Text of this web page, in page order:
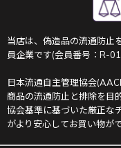
当店は、偽造品の流通防止
員企業です(会員番号：R-
日本流通自主管理協会
商品の流通防止と排除を目
協会基準に基づいた厳正な
がより安心してお買い物が